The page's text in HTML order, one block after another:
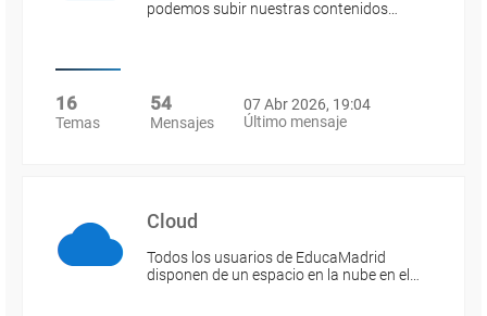
podemos subir nuestras contenidos…
16
Temas
54
Mensajes
07 Abr 2026, 19:04
Último mensaje
Cloud
Todos los usuarios de EducaMadrid
disponen de un espacio en la nube en el…